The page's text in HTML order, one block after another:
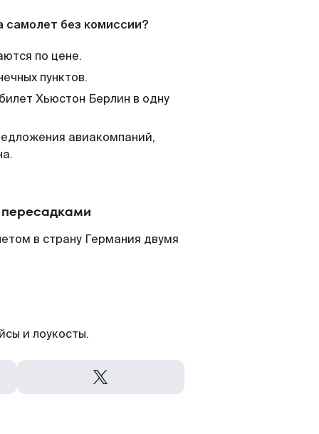
самолет без комиссии?
по цене.
пунктов.
Хьюстон Берлин в одну
авиакомпаний,
в страну Германия двумя
и лоукосты.